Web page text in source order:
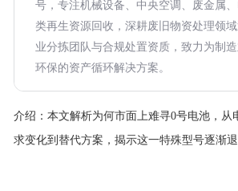
号，专注机械设备、中央空调、废金属
类再生资源回收，深耕废旧物资处理领
业分拣团队与合规处置资质，致力为制
环保的资产循环解决方案。
介绍： 本文解析为何市面上难寻0号电池，从
求变化到替代方案，揭示这一特殊型号逐渐退